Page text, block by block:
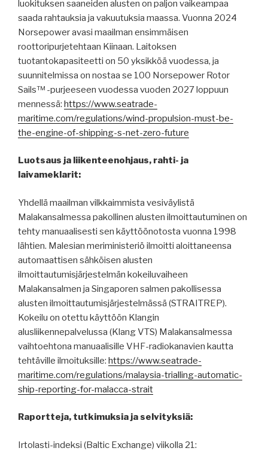
luokituksen saaneiden alusten on paljon vaikeampaa
saada rahtauksia ja vakuutuksia maassa. Vuonna 2024
Norsepower avasi maailman ensimmäisen
roottoripurjetehtaan Kiinaan. Laitoksen
tuotantokapasiteetti on 50 yksikköä vuodessa, ja
suunnitelmissa on nostaa se 100 Norsepower Rotor
Sails™ -purjeeseen vuodessa vuoden 2027 loppuun
mennessä: https://www.seatrade-
maritime.com/regulations/wind-propulsion-must-be-
the-engine-of-shipping-s-net-zero-future
Luotsaus ja liikenteenohjaus, rahti- ja
laivameklarit:
Yhdellä maailman vilkkaimmista vesiväylistä
Malakansalmessa pakollinen alusten ilmoittautuminen on
tehty manuaalisesti sen käyttöönotosta vuonna 1998
lähtien. Malesian meriministeriö ilmoitti aloittaneensa
automaattisen sähköisen alusten
ilmoittautumisjärjestelmän kokeiluvaiheen
Malakansalmen ja Singaporen salmen pakollisessa
alusten ilmoittautumisjärjestelmässä (STRAITREP).
Kokeilu on otettu käyttöön Klangin
alusliikennepalvelussa (Klang VTS) Malakansalmessa
vaihtoehtona manuaalisille VHF-radiokanavien kautta
tehtäville ilmoituksille: https://www.seatrade-
maritime.com/regulations/malaysia-trialling-automatic-
ship-reporting-for-malacca-strait
Raportteja, tutkimuksia ja selvityksiä:
Irtolasti-indeksi (Baltic Exchange) viikolla 21: